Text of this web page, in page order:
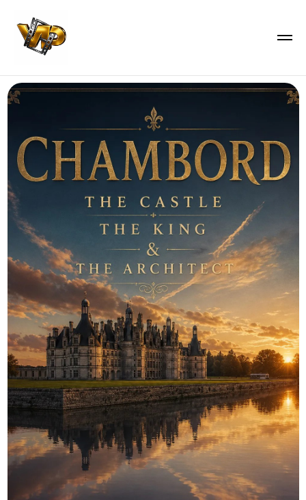
Шамбор: замок,
король и архитектор
CHAMBORD, THE CASTLE, THE KING & THE ARCHITECT
2015 │ Франция │ HD │ 1 серия x 60'